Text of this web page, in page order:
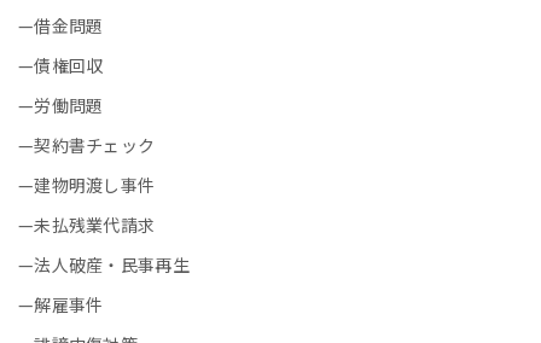
借金問題
債権回収
労働問題
契約書チェック
建物明渡し事件
未払残業代請求
法人破産・民事再生
解雇事件